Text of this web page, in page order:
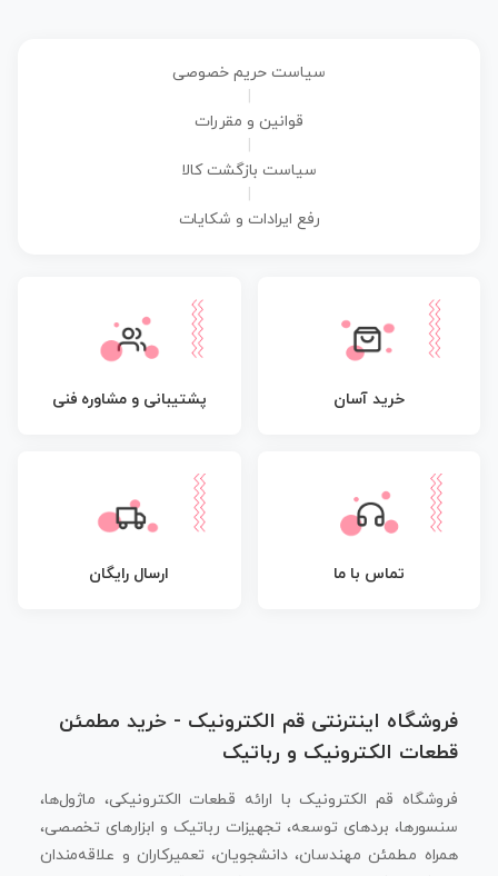
سیاست حریم خصوصی
قوانین و مقررات
سیاست بازگشت کالا
رفع ایرادات و شکایات
خرید آسان پشتیبانی و مشاوره فنی
تماس با ما ارسال رایگان
فروشگاه اینترنتی قم الکترونیک - خرید مطمئن
قطعات الکترونیک و رباتیک
فروشگاه قم الکترونیک با ارائه قطعات الکترونیکی، ماژول‌ها،
سنسورها، بردهای توسعه، تجهیزات رباتیک و ابزارهای تخصصی،
همراه مطمئن مهندسان، دانشجویان، تعمیرکاران و علاقه‌مندان